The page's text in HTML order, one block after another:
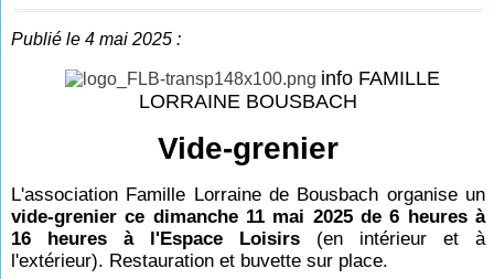
Publié le 4 mai 2025 :
info FAMILLE
LORRAINE BOUSBACH
Vide-grenier
L'association Famille Lorraine de Bousbach organise un
vide-grenier ce dimanche 11 mai 2025 de 6 heures à
16 heures à l'Espace Loisirs (en intérieur et à
l'extérieur). Restauration et buvette sur place.